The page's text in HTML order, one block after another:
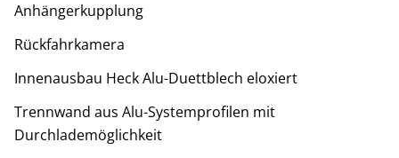
Anhängerkupplung
Rückfahrkamera
Innenausbau Heck Alu-Duettblech eloxiert
Trennwand aus Alu-Systemprofilen mit
Durchlademöglichkeit